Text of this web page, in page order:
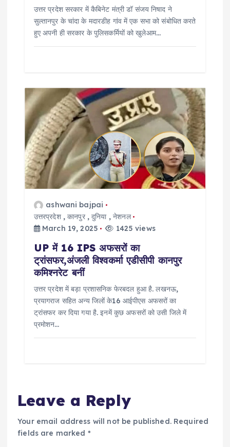
उत्तर प्रदेश सरकार में कैबिनेट मंत्री डॉ संजय निषाद ने
सुल्तानपुर के चांदा के मदारडीह गांव में एक सभा को संबोधित करते
हुए अपनी ही सरकार के पुलिसकर्मियों को खुलेआम…
ashwani bajpai
उत्तरप्रदेश,कानपुर,दुनिया,नेशनल
March 19, 2025
1425 views
UP में 16 IPS अफसरों का
ट्रांसफर,अंजली विश्वकर्मा एडीसीपी कानपुर
कमिश्नरेट बनीं
उत्तर प्रदेश में बड़ा प्रशासनिक फेरबदल हुआ है. लखनऊ,
प्रयागराज सहित अन्य जिलों के16 आईपीएस अफसरों का
ट्रांसफर कर दिया गया है. इनमें कुछ अफसरों को उसी जिले में
प्रमोशन…
Leave a Reply
Your email address will not be published. Required
fields are marked *